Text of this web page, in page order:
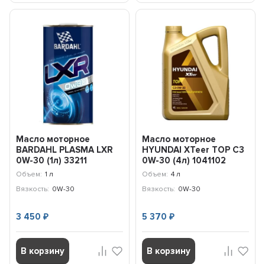
Масло моторное
BARDAHL PLASMA LXR
0W-30 (1л) 33211
Объем: 1 л
Вязкость: 0W-30
3 450₽
В корзину
Масло моторное
HYUNDAI XTeer TOP C3
0W-30 (4л) 1041102
Объем: 4 л
Вязкость: 0W-30
5 370 ₽
В корзину